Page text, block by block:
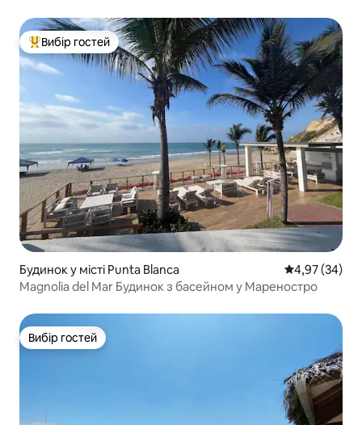
Топ вибір гостей
Вибір гостей
Будинок у місті Punta Blanca Середня
4,97 (34)
Magnolia del Mar Будинок з басейном у Мареностро
Вибір гостей
Вибір гостей